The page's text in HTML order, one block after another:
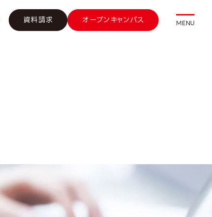
資料請求 オープンキャンパス MENU